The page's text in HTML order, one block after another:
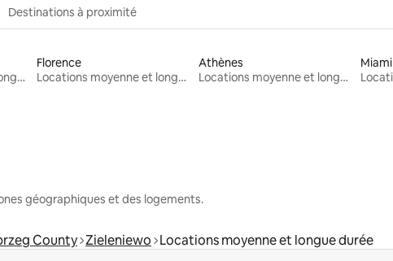
Destinations à proximité
Locations moyenne et longue durée
Florence
Locations moyenne et longue durée
Athènes
Locations moyenne et longue durée
Miami
géographiques et des logements.
County Zieleniewo Locations moyenne et longue durée